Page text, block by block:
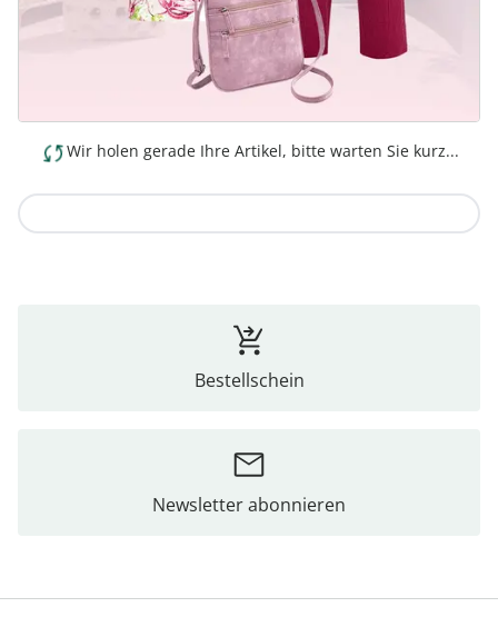
Wir holen gerade Ihre Artikel, bitte warten Sie kurz...
Bestellschein
Newsletter abonnieren